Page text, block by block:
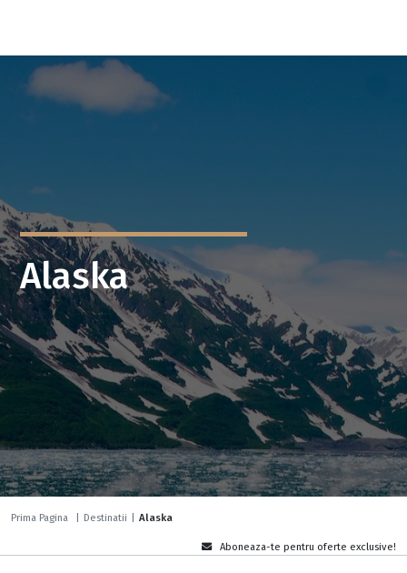
Alaska
Prima Pagina Destinatii Alaska
Aboneaza-te pentru oferte exclusive!